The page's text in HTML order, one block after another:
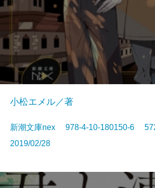
小松エメル／著
新潮文庫nex 978-4-10-180150-6
2019/02/28